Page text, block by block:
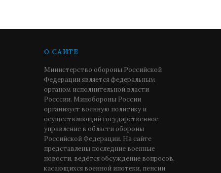
О САЙТЕ
Министерство обороны Российской
Федерации является федеральным
органом исполнительной власти
Росссии. Минобороны России
организует военную политику и
осуществляющий государственное
управление в области обороны
Российской Федерации. На сайте
представлены последние военные
новости, ведётся обсуждение вопросов,
касающихся военной ипотеки, пенсии